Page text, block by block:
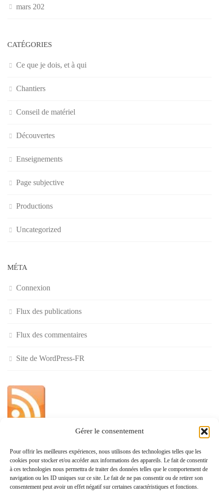
Gérer le consentement
Pour offrir les meilleures expériences, nous utilisons des technologies telles que les
cookies pour stocker et/ou accéder aux informations des appareils. Le fait de consentir
à ces technologies nous permettra de traiter des données telles que le comportement de
navigation ou les ID uniques sur ce site. Le fait de ne pas consentir ou de retirer son
consentement peut avoir un effet négatif sur certaines caractéristiques et fonctions.
mars 202
CATÉGORIES
Ce que je dois, et à qui
Chantiers
Conseil de matériel
Découvertes
Enseignements
Page subjective
Productions
Uncategorized
MÉTA
Connexion
Flux des publications
Flux des commentaires
Site de WordPress-FR
»
Politique de confidentialité